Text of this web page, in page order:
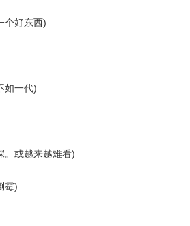
个好东西)
如一代)
。或越来越难看)
霉)